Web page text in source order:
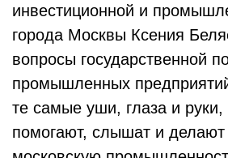
инвестиционной и
города Москвы Ксения
вопросы государственной
промышленных
те самые уши, глаза и руки,
помогают, слышат и